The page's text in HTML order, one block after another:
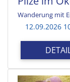
Wanderung mit
12.09.2026